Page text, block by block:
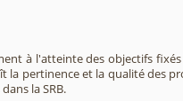
à l'atteinte des objectifs fixés
la pertinence et la qualité des
la SRB.